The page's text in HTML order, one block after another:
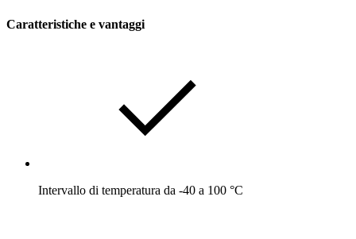
Caratteristiche e vantaggi
Intervallo di temperatura da -40 a 100 °C